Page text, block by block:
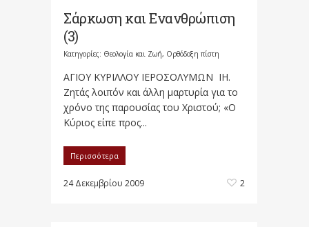
Σάρκωση και Ενανθρώπιση
(3)
Κατηγορίες: Θεολογία και Ζωή, Ορθόδοξη πίστη
ΑΓΙΟΥ ΚΥΡΙΛΛΟΥ ΙΕΡΟΣΟΛΥΜΩΝ ΙΗ.
Ζητάς λοιπόν και άλλη μαρτυρία για το
χρόνο της παρουσίας του Χριστού; «Ο
Κύριος είπε προς...
Περισσότερα
24 Δεκεμβρίου 2009 2